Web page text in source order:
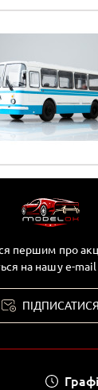
першим про
на нашу e-
ПІДПИСАТИСЯ